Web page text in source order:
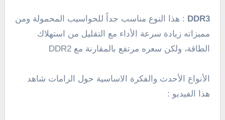
DDR3 : هذا النوع مناسب جداً للحواسيب المحمولة ومن
مميزاته زيادة سرعة الأداء مع التقليل من استهلاك
الطاقة، ولكن سعره مرتفع بالمقارنة مع DDR2
الأنواع الأحدث والفكرة الاساسية حول الرامات شاهد
هذا الفيديو :